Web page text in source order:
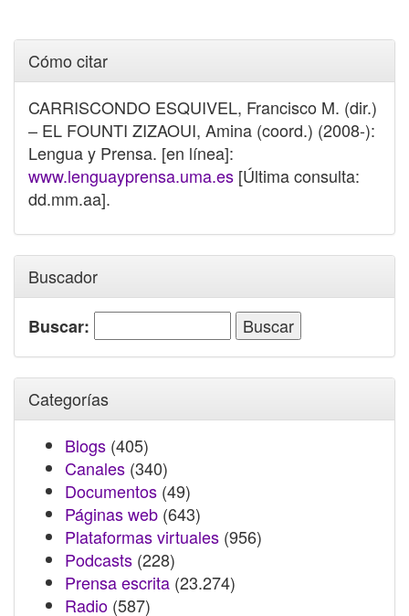
Cómo citar
CARRISCONDO ESQUIVEL, Francisco M. (dir.)
– EL FOUNTI ZIZAOUI, Amina (coord.) (2008-):
Lengua y Prensa. [en línea]:
www.lenguayprensa.uma.es [Última consulta:
dd.mm.aa].
Buscador
Buscar:
Categorías
Blogs (405)
Canales (340)
Documentos (49)
Páginas web (643)
Plataformas virtuales (956)
Podcasts (228)
Prensa escrita (23.274)
Radio (587)